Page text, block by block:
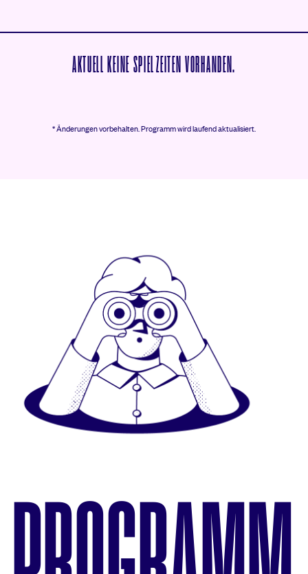
AKTUELL KEINE SPIELZEITEN VORHANDEN.
* Änderungen vorbehalten.Programm wird laufend aktualisiert.